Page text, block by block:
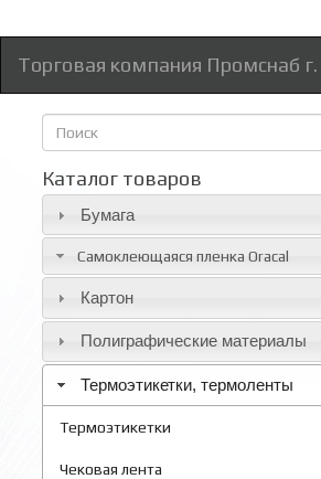
Торговая компания Промснаб
Форма
поиска
Каталог товаров
Бумага
Самоклеющаяся пленка Oracal
Картон
Полиграфические материалы
Термоэтикетки, термоленты
Термоэтикетки
Чековая лента